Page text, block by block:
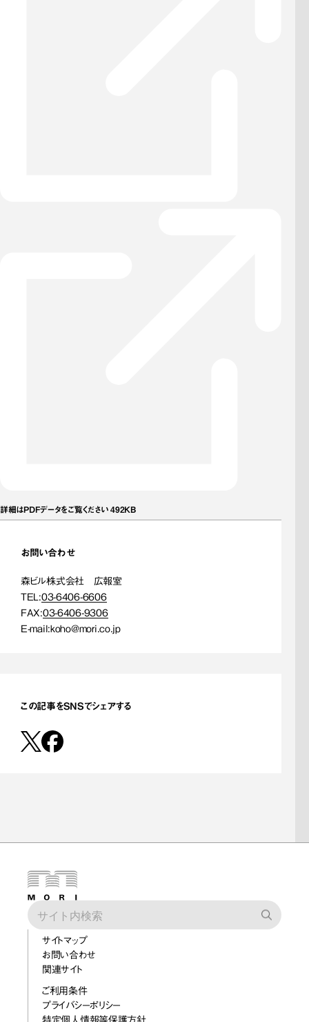
詳細はPDFデータをご覧ください 492KB
お問い合わせ
森ビル株式会社 広報室
TEL:03-6406-6606
FAX:03-6406-9306
E-mail:koho@mori.co.jp
この記事をSNSでシェアする
サイトマップ
お問い合わせ
関連サイト
ご利用条件
プライバシーポリシー
特定個人情報等保護方針